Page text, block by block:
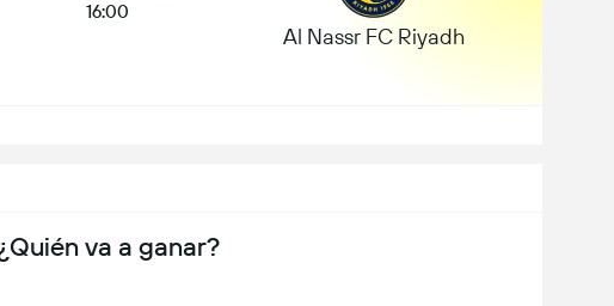
16:00
Al Nassr FC Riyadh
va a ganar?